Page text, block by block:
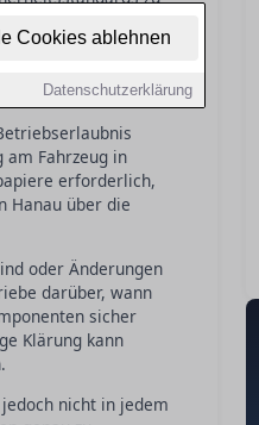
Cookies ablehnen
Datenschutzerklärung
bessere
bieten und bei der
am Fahrzeug in
erforderlich,
Hanau über die
oder Änderungen
darüber, wann
sicher
Klärung kann
nicht in jedem